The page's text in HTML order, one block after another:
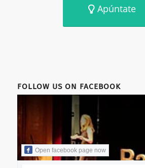
Apúntate
FOLLOW US ON FACEBOOK
Open facebook page now